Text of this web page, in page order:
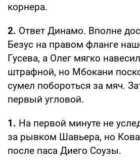
корнера.
2. Ответ Динамо. Вполне
Безус на правом фланге
Гусева, а Олег мягко
штрафной, но Мбокани
сумел побороться за мяч.
первый угловой.
1. На первой минуте не
за рывком Шавьера, но
после паса Диего Соузы.